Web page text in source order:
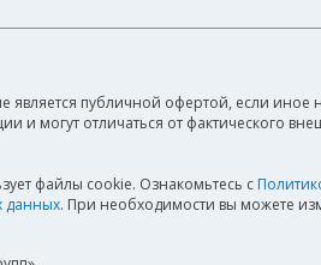
публичной офертой, если иное
и могут отличаться от фактического
файлы cookie. Ознакомьтесь с
данных. При необходимости вы можете